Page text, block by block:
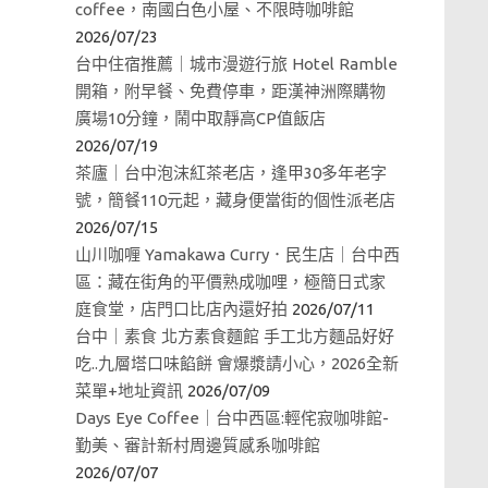
coffee，南國白色小屋、不限時咖啡館
2026/07/23
台中住宿推薦｜城市漫遊行旅 Hotel Ramble
開箱，附早餐、免費停車，距漢神洲際購物
廣場10分鐘，鬧中取靜高CP值飯店
2026/07/19
茶廬｜台中泡沫紅茶老店，逢甲30多年老字
號，簡餐110元起，藏身便當街的個性派老店
2026/07/15
山川咖喱 Yamakawa Curry．民生店｜台中西
區：藏在街角的平價熟成咖哩，極簡日式家
庭食堂，店門口比店內還好拍 2026/07/11
台中｜素食 北方素食麵館 手工北方麵品好好
吃..九層塔口味餡餅 會爆漿請小心，2026全新
菜單+地址資訊 2026/07/09
Days Eye Coffee｜台中西區:輕侘寂咖啡館-
勤美、審計新村周邊質感系咖啡館
2026/07/07